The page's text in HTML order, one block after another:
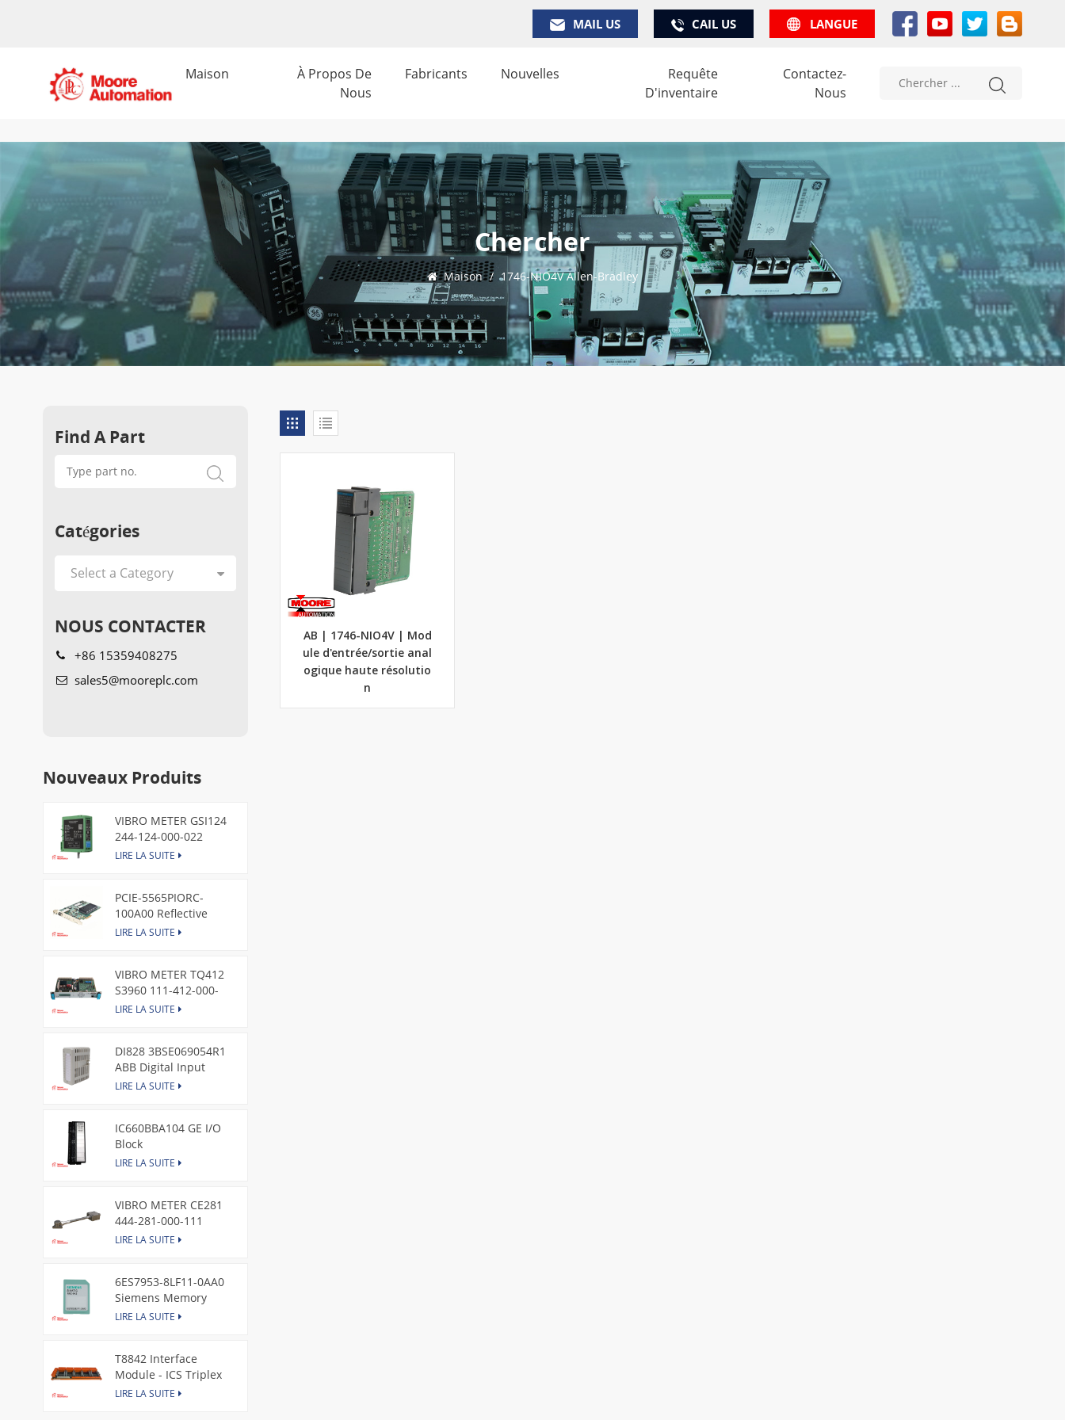
MAIL US CAIL US LANGUE
Maison
À Propos De
Nous
Fabricants Nouvelles
Requête
D'inventaire
Contactez-
Nous
Chercher
Maison / 1746-NIO4V Allen-Bradley
AB | 1746-NIO4V | Mod
ule d'entrée/sortie anal
ogique haute résolutio
n
Find A Part
Catégories
NOUS CONTACTER
+86 15359408275
sales5@mooreplc.com
Nouveaux Produits
VIBRO METER GSI124
244-124-000-022
Piezoelectric Pressure
LIRE LA SUITE
PCIE-5565PIORC-
100A00 Reflective
Memory PCI Express
LIRE LA SUITE
VIBRO METER TQ412
S3960 111-412-000-
013 Reverse Mount
LIRE LA SUITE
DI828 3BSE069054R1
ABB Digital Input
Module
LIRE LA SUITE
IC660BBA104 GE I/O
Block
LIRE LA SUITE
VIBRO METER CE281
444-281-000-111
Piezoelectric Pressure
LIRE LA SUITE
6ES7953-8LF11-0AA0
Siemens Memory
Card
LIRE LA SUITE
T8842 Interface
Module - ICS Triplex
LIRE LA SUITE